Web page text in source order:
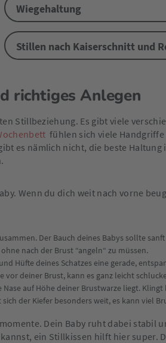
Wiegehaltung
Stillen nach Kaiserschnitt und
richtiges Anlegen
Stillbeziehung. Es gibt viele
fühlen sich viele
es nämlich nicht, die beste
Wenn du dich weit nach vorne
Der Bauch deines Babys sollte
nach der Brust “angeln“ zu müssen.
Hüfte deines Schatzes eine gerade,
deiner Brust, kann es ganz leicht
Nase auf Höhe deiner Brustwarze liegt.
der Kiefer besonders weit, es kann viel
Dein Baby ruht dabei stabil
ein Stillkissen hilft hier super.